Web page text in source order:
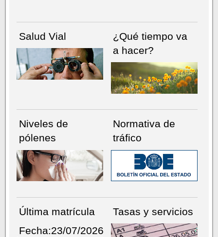
Salud Vial
¿Qué tiempo va
a hacer?
Niveles de
pólenes
Normativa de
tráfico
Última matrícula
Fecha:23/07/2026
Tasas y servicios